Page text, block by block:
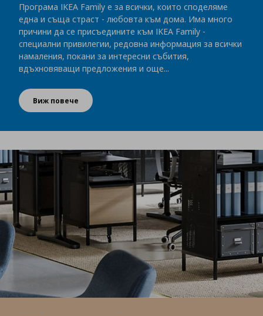
Програма IKEA Family е за всички, които споделяме
една и съща страст - любовта към дома. Има много
причини да се присъедините към IKEA Family -
специални привилегии, редовна информация за всички
намаления, покани за интересни събития,
вдъхновяващи предложения и още...
Виж повече